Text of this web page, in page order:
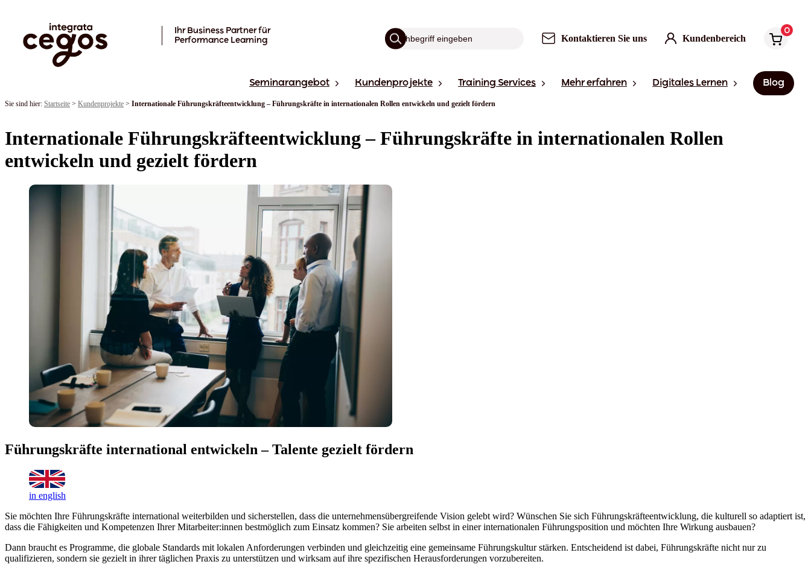
Ihr Business Partner für
Performance Learning
Kontaktieren Sie uns Kundenbereich
0
Seminarangebot Kundenprojekte Training Services Mehr erfahren Digitales Lernen Blog
Sie sind hier: Startseite > Kundenprojekte > Internationale Führungskräfteentwicklung – Führungskräfte in internationalen Rollen entwickeln und gezielt fördern
Internationale Führungskräfteentwicklung – Führungskräfte in internationalen Rollen
entwickeln und gezielt fördern
Führungskräfte international entwickeln – Talente gezielt fördern
in english
Sie möchten Ihre Führungskräfte international weiterbilden und sicherstellen, dass die unternehmensübergreifende Vision gelebt wird? Wünschen Sie sich Führungskräfteentwicklung, die kulturell so adaptiert ist,
dass die Fähigkeiten und Kompetenzen Ihrer Mitarbeiter:innen bestmöglich zum Einsatz kommen? Sie arbeiten selbst in einer internationalen Führungsposition und möchten Ihre Wirkung ausbauen?
Dann braucht es Programme, die globale Standards mit lokalen Anforderungen verbinden und gleichzeitig eine gemeinsame Führungskultur stärken. Entscheidend ist dabei, Führungskräfte nicht nur zu
qualifizieren, sondern sie gezielt in ihrer täglichen Praxis zu unterstützen und wirksam auf ihre spezifischen Herausforderungen vorzubereiten.